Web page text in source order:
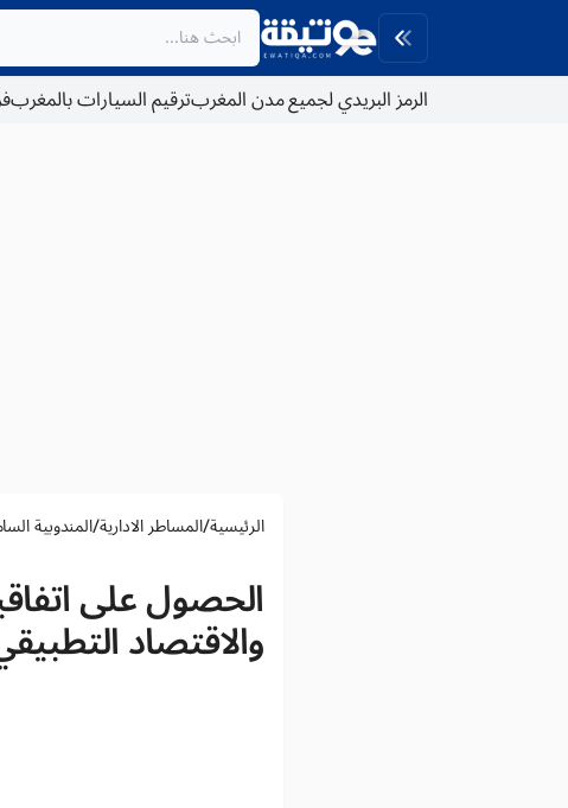
الرمز البريدي لجميع مدن المغربترقيم السيارات بالمغرب
الرئيسية/المساطر الادارية/المندوبية
الحصول على
والاقتصاد